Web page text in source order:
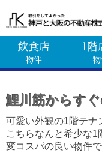
飲食店
物件
1階
鯉川筋からす
可愛い外観の1階テ
こちらなんと希少な
変コスパの良い物件